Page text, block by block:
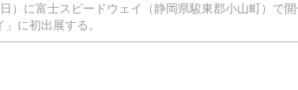
）に富士スピードウェイ（静岡県駿東郡小山町）で
に初出展する。